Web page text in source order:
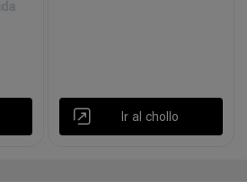
Ir al chollo